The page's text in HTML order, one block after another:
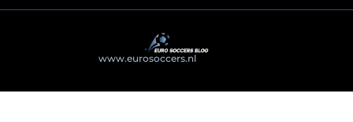
www.eurosoccers.nl. All Right Reserved.